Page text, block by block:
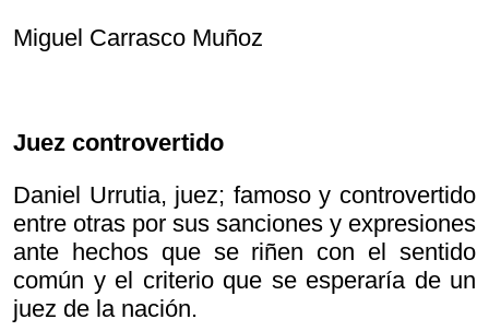
Miguel Carrasco Muñoz
Juez controvertido
Daniel Urrutia, juez; famoso y controvertido
entre otras por sus sanciones y expresiones
ante hechos que se riñen con el sentido
común y el criterio que se esperaría de un
juez de la nación.